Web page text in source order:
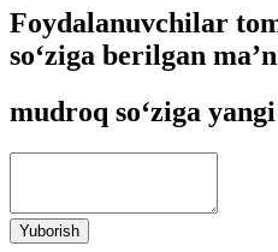
Foydalanuvchilar
so‘ziga berilgan
mudroq so‘ziga
Yuborish